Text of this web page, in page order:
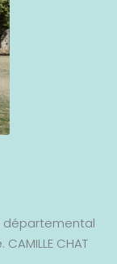
départemental
CHAT